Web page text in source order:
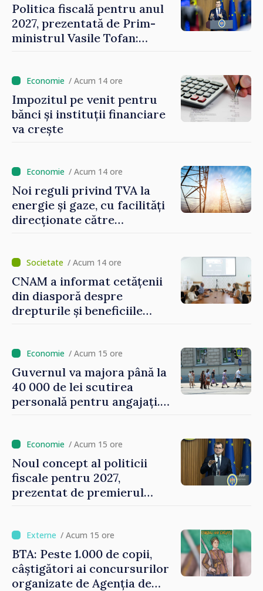
Politica fiscală pentru anul
2027, prezentată de Prim-
ministrul Vasile Tofan:
taxare mai echitabilă
/ Acum 14 ore
Impozitul pe venit pentru
bănci și instituții financiare
va crește
/ Acum 14 ore
Noi reguli privind TVA la
energie și gaze, cu facilități
direcționate către
/ Acum 14 ore
CNAM a informat cetățenii
din diasporă despre
drepturile și beneficiile
/ Acum 15 ore
Guvernul va majora până la
40 000 de lei scutirea
personală pentru angajați.
oamenilor”/ Acum 15 ore
Noul concept al politicii
fiscale pentru 2027,
prezentat de premierul
investițiile, taxăm viciile și
echilibrăm taxarea
consumului”
/ Acum 15 ore
BTA: Peste 1.000 de copii,
câștigători ai concursurilor
organizate de Agenția de